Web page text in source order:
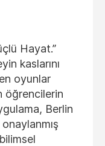
Hayat.”
kaslarını
oyunlar
öğrencilerin
Berlin